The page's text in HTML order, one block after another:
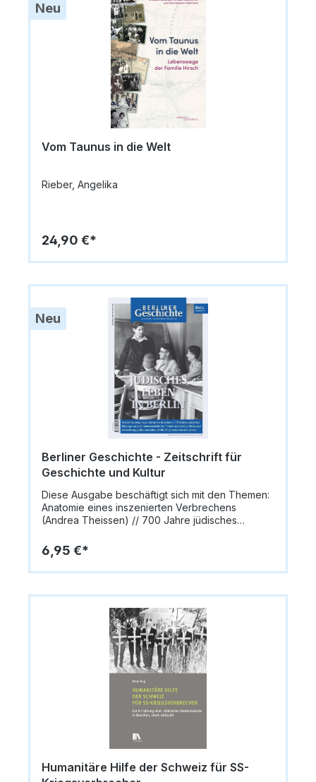
Neu
Vom Taunus in die Welt
Rieber, Angelika
24,90 €*
Neu
Berliner Geschichte - Zeitschrift für
Geschichte und Kultur
Diese Ausgabe beschäftigt sich mit den Themen:
Anatomie eines inszenierten Verbrechens
(Andrea Theissen) // 700 Jahre jüdisches
Wagner) // Geist und Geld (Dorothee Nolte) //
Blüte und Anfechtung jüdischen Lebens 1918-33
(Volker Wagner) // Zwischen den Linien (Dirk
6,95 €*
Humanitäre Hilfe der Schweiz für SS-